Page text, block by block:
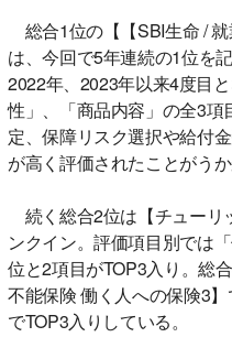
総合1位の【【SBI生命 / 就
は、今回で5年連続の1位を
2022年、2023年以来4度目
性」、「商品内容」の全3
定、保障リスク選択や給付
が高く評価されたことがう
続く総合2位は【チューリ
ンクイン。評価項目別では
位と2項目がTOP3入り。総
不能保険 働く人への保険3
でTOP3入りしている。